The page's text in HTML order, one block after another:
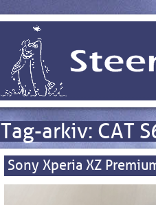
Tag-arkiv: CAT
Sony Xperia XZ